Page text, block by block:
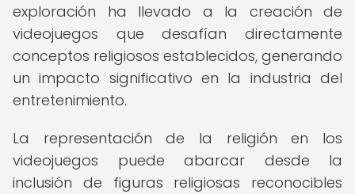
exploración ha llevado a la creación de
videojuegos que desafían directamente
conceptos religiosos establecidos, generando
un impacto significativo en la industria del
entretenimiento.
La representación de la religión en los
videojuegos puede abarcar desde la
inclusión de figuras religiosas reconocibles